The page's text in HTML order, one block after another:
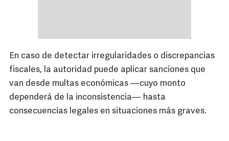
En caso de detectar irregularidades o discrepancias
fiscales, la autoridad puede aplicar sanciones que
van desde multas económicas —cuyo monto
dependerá de la inconsistencia— hasta
consecuencias legales en situaciones más graves.